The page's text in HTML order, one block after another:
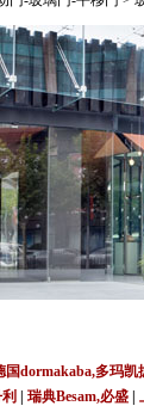
国dormakaba,多玛凯
瑞典Besam,必盛